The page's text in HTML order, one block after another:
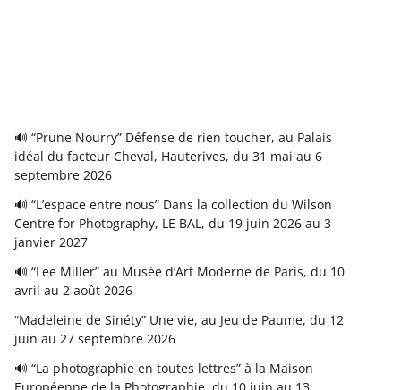
🔊 “Prune Nourry” Défense de rien toucher, au Palais
idéal du facteur Cheval, Hauterives, du 31 mai au 6
septembre 2026
🔊 “L’espace entre nous” Dans la collection du Wilson
Centre for Photography, LE BAL, du 19 juin 2026 au 3
janvier 2027
🔊 “Lee Miller” au Musée d’Art Moderne de Paris, du 10
avril au 2 août 2026
“Madeleine de Sinéty” Une vie, au Jeu de Paume, du 12
juin au 27 septembre 2026
🔊 “La photographie en toutes lettres” à la Maison